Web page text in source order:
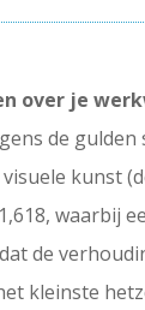
over je
de gulden
kunst
waarbij
de
kleinste